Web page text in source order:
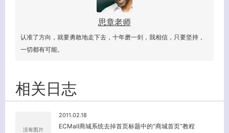
思章老师
认准了方向，就要勇敢地走下去，十年磨一剑，我相信，只要坚持，
一切都有可能。
相关日志
没有图片
2011.02.18
ECMall商城系统去掉首页标题中的“商城首页”教程